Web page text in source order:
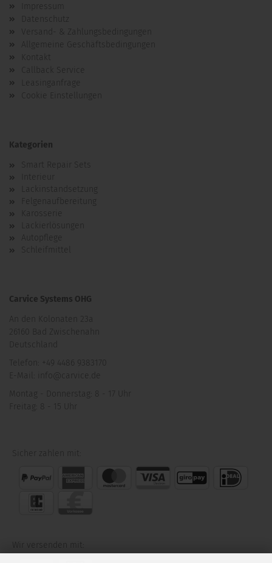
Impressum
Datenschutz
Versand- & Zahlungsbedingungen
Allgemeine Geschäftsbedingungen
Kontakt
Callback Service
Leasinganfrage
Cookie Einstellungen
Kategorien
Smart Repair Sets
Interieur
Lackinstandsetzung
Felgenaufbereitung
Karosserie
Lackierlösungen
Autopflege
Schleifmittel
Carvice Systems OHG
An den Kolonaten 23a
26160 Bad Zwischenahn
Deutschland
Telefon: +49 4486 9383170
E-Mail: info@carvice.de
Montag - Donnerstag: 8 - 17 Uhr
Freitag: 8 - 15 Uhr
Sicher zahlen mit:
Wir versenden mit: